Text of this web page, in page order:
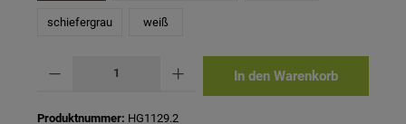
schiefergrau weiß
In den Warenkorb
Produktnummer: HG1129.2